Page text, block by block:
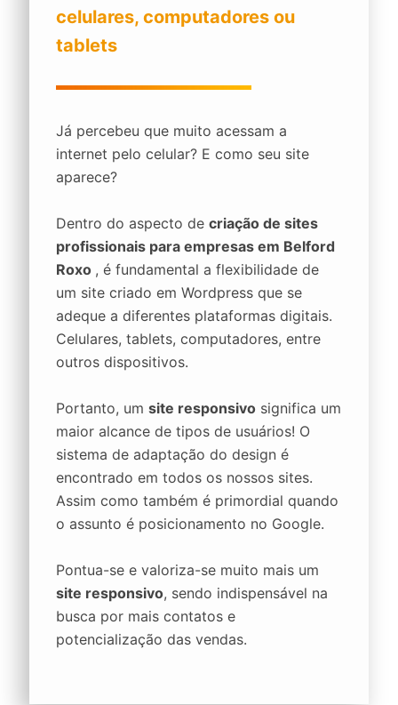
celulares, computadores ou
tablets
Já percebeu que muito acessam a
internet pelo celular? E como seu site
aparece?
Dentro do aspecto de criação de sites
profissionais para empresas em Belford
Roxo , é fundamental a flexibilidade de
um site criado em Wordpress que se
adeque a diferentes plataformas digitais.
Celulares, tablets, computadores, entre
outros dispositivos.
Portanto, um site responsivo significa um
maior alcance de tipos de usuários! O
sistema de adaptação do design é
encontrado em todos os nossos sites.
Assim como também é primordial quando
o assunto é posicionamento no Google.
Pontua-se e valoriza-se muito mais um
site responsivo, sendo indispensável na
busca por mais contatos e
potencialização das vendas.